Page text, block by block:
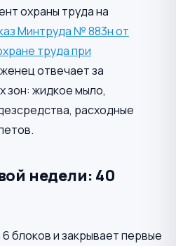
охраны труда на
Минтруда № 883н от
труда при
отвечает за
зон: жидкое мыло,
расходные
недели: 40
блоков и закрывает первые